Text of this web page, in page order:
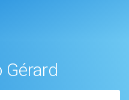
Gérard